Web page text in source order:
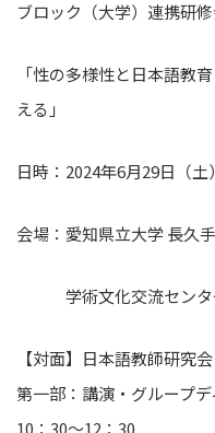
ブロック（大学）連携研
「性の多様性と日本語教
える」
日時：2024年6月29日（土）
会場：愛知県立大学 長久
学術文化交流センター
【対面】日本語教師研究会
第一部：講演・グループ
10：30～12：30